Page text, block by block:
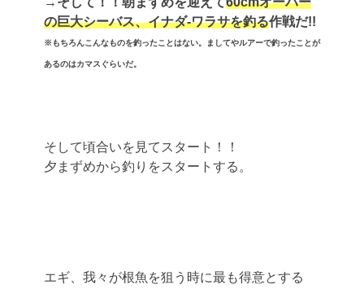
の巨大シーバス、イナダ-ワラサを釣る作戦だ!!
※もちろんこんなものを釣ったことはない。ましてやルアーで釣ったことが
あるのはカマスぐらいだ。
そして頃合いを見てスタート！！
夕まずめから釣りをスタートする。
エギ、我々が根魚を狙う時に最も得意とする